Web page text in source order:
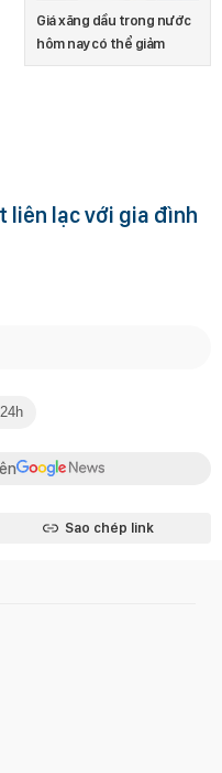
Giá xăng dầu trong nước
hôm nay có thể giảm
liên lạc với gia đình
Sao chép link